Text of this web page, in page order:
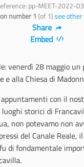
pp-MEET-2022-
number 1 (of 1)see
Share
Embed
venerdì 28 maggio
e alla Chiesa di
con il
storici di
non potevamo non
del Canale Reale,
di fondamentale